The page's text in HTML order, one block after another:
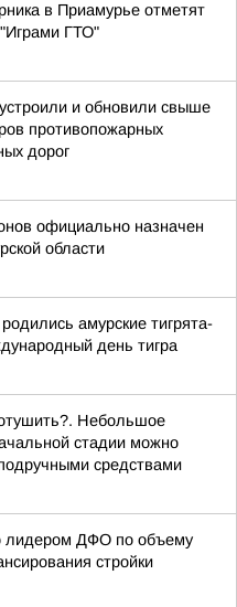
в Приамурье отметят
ГТО"
и обновили свыше
противопожарных
дорог
официально назначен
области
амурские тигрята-
день тигра
Небольшое
стадии можно
средствами
лидером ДФО по объему
стройки